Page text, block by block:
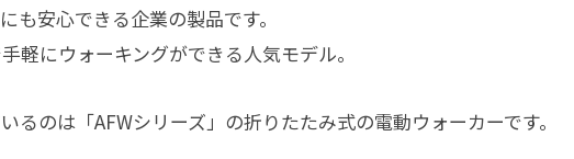
も安心できる企業の製品です。
軽にウォーキングができる人気モデル。
るのは「AFWシリーズ」の折りたたみ式の電動ウォーカーです。